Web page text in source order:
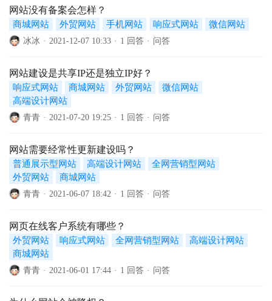
网站没有备案会怎样？
商城网站 外贸网站 手机网站 响应式网站 微信网站
冰冰 · 2021-12-07 10:33 · 1 回答 · 问答
网站建设是共享IP还是独立IP好？
响应式网站 商城网站 外贸网站
微信网站
高端设计网站
青青 · 2021-07-20 19:25 · 1 回答 · 问答
网站需要经常性更新建设吗？
普通展示型网站 高端设计网站
全网营销型网站
外贸网站
商城网站
青青 · 2021-06-07 18:42 · 1 回答 · 问答
网页在线客户系统有哪些？
外贸网站 响应式网站 全网营销型网站
高端设计网站
商城网站
青青 · 2021-06-01 17:44 · 1 回答 · 问答